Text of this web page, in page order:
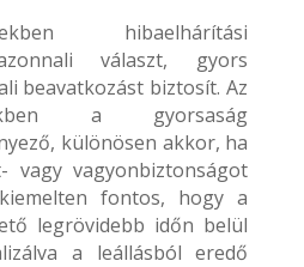
hibaelhárítási
választ, gyors
beavatkozást biztosít. Az
a gyorsaság
különösen akkor, ha
vagy vagyonbiztonságot
fontos, hogy a
legrövidebb időn belül
a leállásból eredő